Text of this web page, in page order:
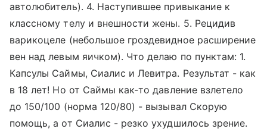
автолюбитель). 4. Наступившее привыкание к
классному телу и внешности жены. 5. Рецидив
варикоцеле (небольшое гроздевидное расширение
вен над левым яичком). Что делаю по пунктам: 1.
Капсулы Саймы, Сиалис и Левитра. Результат - как
в 18 лет! Но от Саймы как-то давление взлетело
до 150/100 (норма 120/80) - вызывал Скорую
помощь, а от Сиалис - резко ухудшилось зрение.